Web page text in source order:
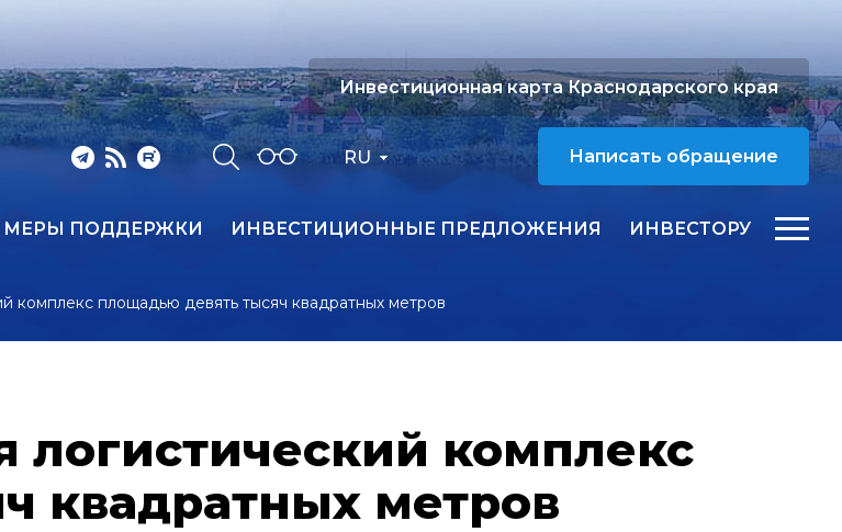
RU
Инвестиционная карта Краснодарского края
Написать обращение
МЕРЫ ПОДДЕРЖКИ ИНВЕСТИЦИОННЫЕ ПРЕДЛОЖЕНИЯ ИНВЕСТОРУ
комплекс площадью девять тысяч квадратных метров
логистический комплекс
квадратных метров